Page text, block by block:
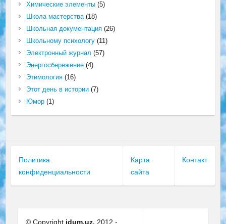
Химические элементы(5)
Школа мастерства(18)
Школьная документация(26)
Школьному психологу(11)
Электронный журнал (57)
Энергосбережение(4)
Этимология(16)
Этот день в истории(7)
Юмор(1)
Политика
конфиденциальности
Карта
сайта
Контакт
© Copyright idum.uz. 2012 -